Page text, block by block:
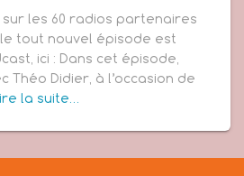
les 60 radios partenaires
tout nouvel épisode est
ici : Dans cet épisode,
Théo Didier, à l’occasion de
la suite…